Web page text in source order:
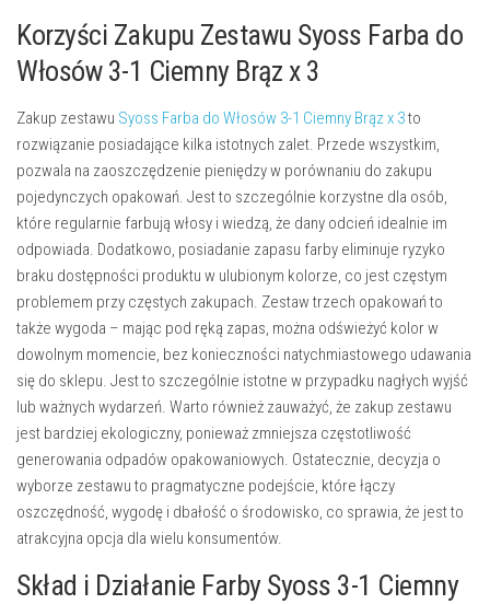
Korzyści Zakupu Zestawu Syoss Farba do
Włosów 3-1 Ciemny Brąz x 3
Zakup zestawu Syoss Farba do Włosów 3-1 Ciemny Brąz x 3to
rozwiązanie posiadające kilka istotnych zalet. Przede wszystkim,
pozwala na zaoszczędzenie pieniędzy w porównaniu do zakupu
pojedynczych opakowań. Jest to szczególnie korzystne dla osób,
które regularnie farbują włosy i wiedzą, że dany odcień idealnie im
odpowiada. Dodatkowo, posiadanie zapasu farby eliminuje ryzyko
braku dostępności produktu w ulubionym kolorze, co jest częstym
problemem przy częstych zakupach. Zestaw trzech opakowań to
także wygoda – mając pod ręką zapas, można odświeżyć kolor w
dowolnym momencie, bez konieczności natychmiastowego udawania
się do sklepu. Jest to szczególnie istotne w przypadku nagłych wyjść
lub ważnych wydarzeń. Warto również zauważyć, że zakup zestawu
jest bardziej ekologiczny, ponieważ zmniejsza częstotliwość
generowania odpadów opakowaniowych. Ostatecznie, decyzja o
wyborze zestawu to pragmatyczne podejście, które łączy
oszczędność, wygodę i dbałość o środowisko, co sprawia, że jest to
atrakcyjna opcja dla wielu konsumentów.
Skład i Działanie Farby Syoss 3-1 Ciemny